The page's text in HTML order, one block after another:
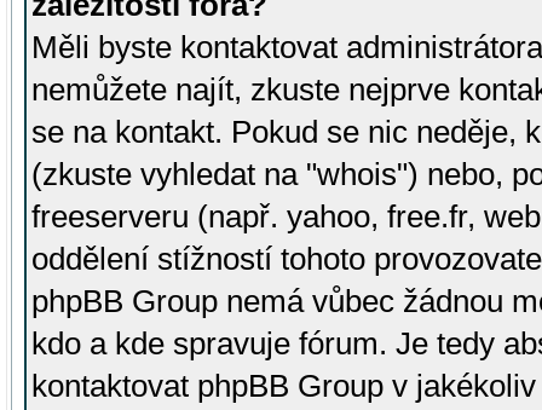
Měli byste kontaktovat
nemůžete najít, zkuste nejprve
se na kontakt. Pokud se nic neděje,
(zkuste vyhledat na "whois") nebo,
freeserveru (např. yahoo, free.fr,
oddělení stížností tohoto
phpBB Group nemá vůbec žádnou
kdo a kde spravuje fórum. Je tedy
kontaktovat phpBB Group v